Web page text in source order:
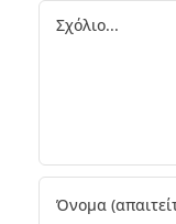
Comment